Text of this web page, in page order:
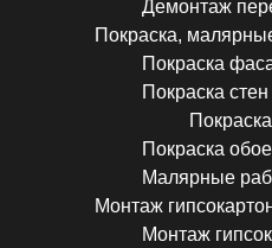
Демонтаж
Покраска,
Покраска
Покраска
Покраска
Малярные
Монтаж
Монтаж